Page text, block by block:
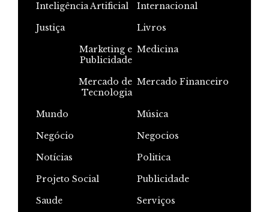
Inteligência Artificial
Internacional
Justiça
Livros
Marketing e
Publicidade
Medicina
Mercado de
Tecnologia
Mercado Financeiro
Mundo
Música
Negócio
Negocios
Notícias
Politica
Projeto Social
Publicidade
Saude
Serviços